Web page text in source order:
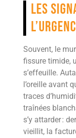
Les
Souvent, le
fissure timide,
s’effeuille.
l’oreille avant
traces
traînées
s’y attarder :
vieillit, la